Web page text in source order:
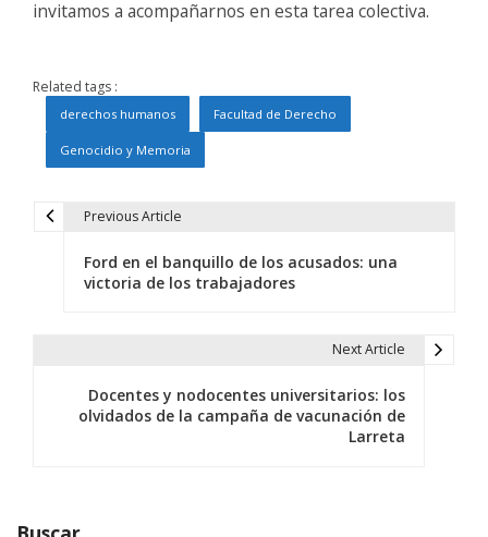
invitamos a acompañarnos en esta tarea colectiva.
Related tags :
derechos humanos Facultad de Derecho
Genocidio y Memoria
Previous Article
Ford en el banquillo de los acusados: una
victoria de los trabajadores
Next Article
Docentes y nodocentes universitarios: los
olvidados de la campaña de vacunación de
Larreta